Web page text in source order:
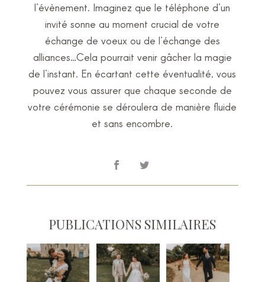
l’évènement. Imaginez que le téléphone d’un
invité sonne au moment crucial de votre
échange de voeux ou de l’échange des
alliances…Cela pourrait venir gâcher la magie
de l’instant. En écartant cette éventualité, vous
pouvez vous assurer que chaque seconde de
votre cérémonie se déroulera de manière fluide
et sans encombre.
PUBLICATIONS SIMILAIRES